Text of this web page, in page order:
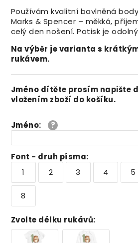
Používám kvalitní bavlněná
Marks & Spencer – měkká,
celý den nošení. Potisk je
Na výběr je varianta s
rukávem.
Jméno dítěte prosím napište
vložením zboží do košíku.
Jméno:
Font - druh písma:
1
2 3 4 5
8
Zvolte délku rukávů: